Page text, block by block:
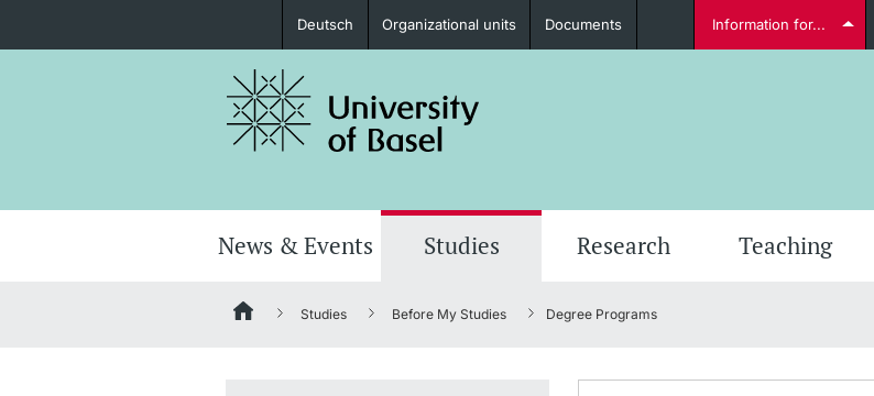
Prospective Students
Donors & Alumni
Deutsch Organizational units Documents Information for...
News & Events Studies Research Teaching
Studies Before My Studies Degree Programs